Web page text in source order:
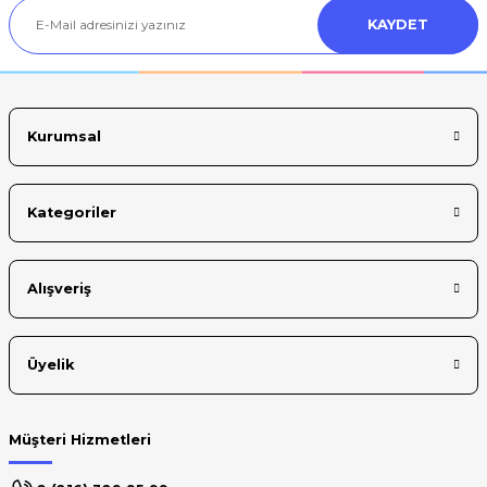
Ürün bilgilerinde hatalar bulunuyor.
KAYDET
Kurumsal
Kategoriler
Alışveriş
Üyelik
Müşteri Hizmetleri